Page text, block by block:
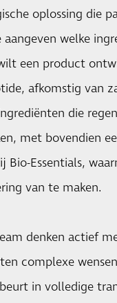
oplossing die
welke
een product
afkomstig van
die
met bovendien
Bio-Essentials,
van te maken.
denken actief
complexe
in volledige